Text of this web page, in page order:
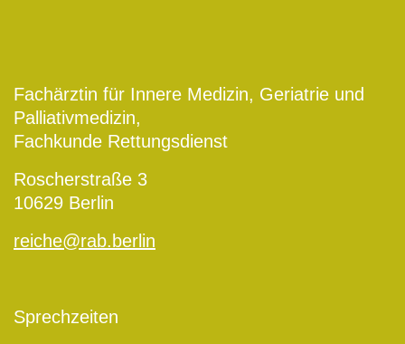
Fachärztin für Innere Medizin, Geriatrie und
Palliativmedizin,
Fachkunde Rettungsdienst
Roscherstraße 3
10629 Berlin
reiche@rab.berlin
Sprechzeiten